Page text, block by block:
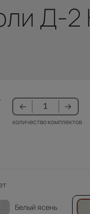
Д-2
количество комплектов
Белый ясень